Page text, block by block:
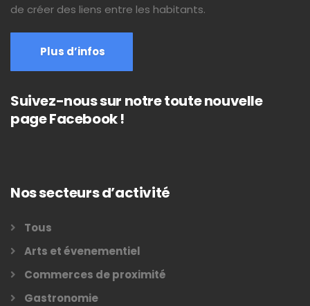
de créer des liens entre les habitants.
Plus d’infos
Suivez-nous sur notre toute nouvelle
page Facebook !
Nos secteurs d’activité
Tous
Arts et évenementiel
Commerces de proximité
Gastronomie